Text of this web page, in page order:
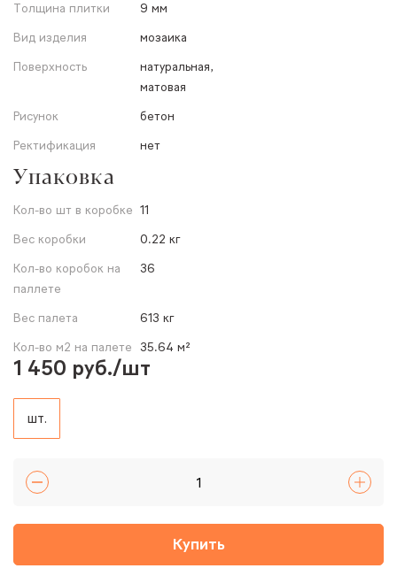
Толщина плитки
9 мм
Вид изделия
мозаика
Поверхность
натуральная,
матовая
Рисунок
бетон
Ректификация
нет
Упаковка
Кол-во шт в коробке 11
Вес коробки
0.22 кг
Кол-во коробок на
паллете
36
Вес палета
613 кг
Кол-во м2 на палете 35.64 м²
1 450 руб./шт
шт.
Купить